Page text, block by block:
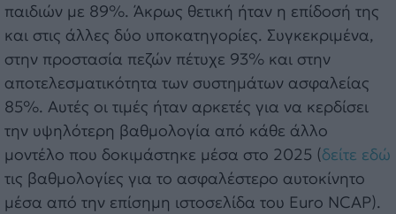
παιδιών με 89%. Άκρως θετική ήταν η επίδοσή της
και στις άλλες δύο υποκατηγορίες. Συγκεκριμένα,
στην προστασία πεζών πέτυχε 93% και στην
αποτελεσματικότητα των συστημάτων ασφαλείας
85%. Αυτές οι τιμές ήταν αρκετές για να κερδίσει
την υψηλότερη βαθμολογία από κάθε άλλο
μοντέλο που δοκιμάστηκε μέσα στο 2025 (δείτε εδώ
τις βαθμολογίες για το ασφαλέστερο αυτοκίνητο
μέσα από την επίσημη ιστοσελίδα του Euro NCAP).